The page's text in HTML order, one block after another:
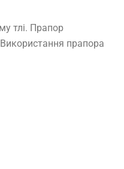
тлі. Прапор
прапора